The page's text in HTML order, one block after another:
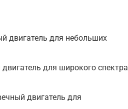
двигатель для небольших
для широкого спектра
двигатель для